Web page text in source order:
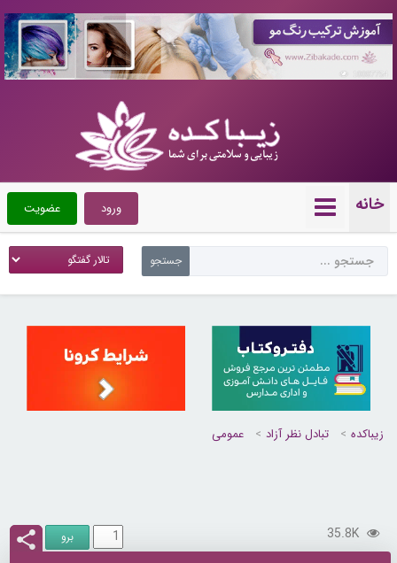
خانه عضویت ورود
زیباکده تبادل نظر آزاد عمومی
35.8K